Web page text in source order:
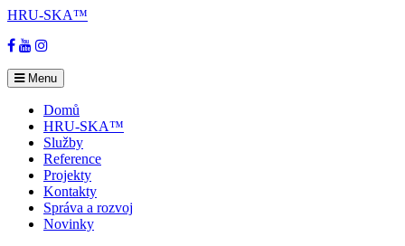
HRU-SKA™
Facebook
YouTube
Instagram
Menu
Domů
HRU-SKA™
Služby
Reference
Projekty
Kontakty
Správa a rozvoj
Novinky